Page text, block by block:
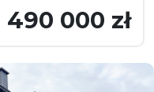
490 000 zł